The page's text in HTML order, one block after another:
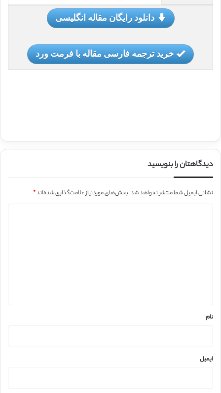
دانلود رایگان مقاله انگلیسی
خرید ترجمه فارسی مقاله با فرمت ورد
دیدگاهتان را بنویسید
نشانی ایمیل شما منتشر نخواهد شد.بخش‌های موردنیاز علامت‌گذاری شده‌اند*
نام
ایمیل